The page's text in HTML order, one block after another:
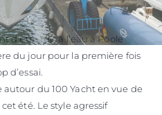
d'être mis à l’eau à Poole
du jour pour la première fois
d’essai.
autour du 100 Yacht en vue de
été. Le style agressif